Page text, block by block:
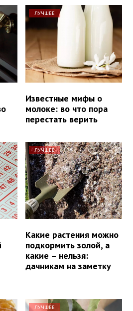
ЛУЧШЕЕ
Известные мифы о
молоке: во что пора
перестать верить
ЛУЧШЕЕ
Какие растения можно
подкормить золой, а
какие – нельзя:
дачникам на заметку
ЛУЧШЕЕ